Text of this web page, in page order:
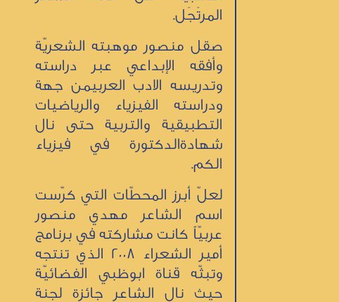
المرتَجَل.
صقل منصور موهبته الشعريّة
وأفقه الإبداعي عبر دراسته
وتدريسه الادب العربيمن جهة
ودراسته الفيزياء والرياضيات
التطبيقية والتربية حتى نال
شهادةالدكتورة في فيزياء
الكم.
لعلّ أبرز المحطّات التي كرّست
اسم الشاعر مهدي منصور
عربيّاً كانت مشاركته في برنامج
أمير الشعراء 2008 الذي تنتجه
وتبثّه قناة ابوظبي الفضائيّة
حيث نال الشاعر جائزة لجنة